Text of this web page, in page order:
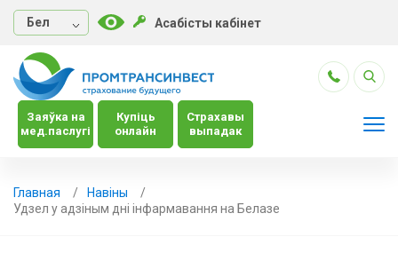
Бел Асабісты кабінет
Заяўка на
мед.паслугі
Купіць
онлайн
Страхавы
выпадак
Главная
Навiны
Удзел у адзіным дні інфармавання на Белазе